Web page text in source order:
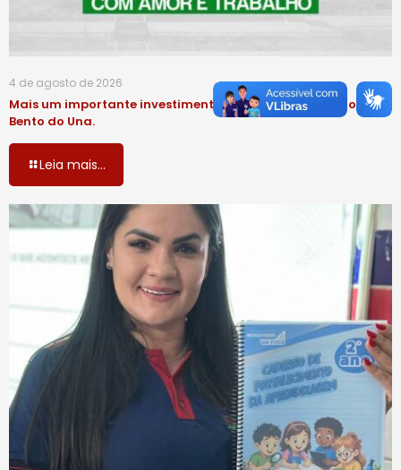
4 de agosto de 2026
Mais um importante investimento na educação de São
Bento do Una.
Leia mais...